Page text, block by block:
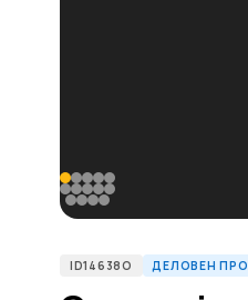
ID14638O ДЕЛОВЕН